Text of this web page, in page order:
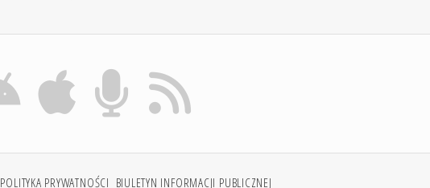
POLITYKA PRYWATNOŚCI BIULETYN INFORMACJI PUBLICZNEJ